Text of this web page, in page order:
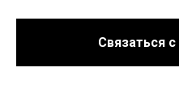
Связаться